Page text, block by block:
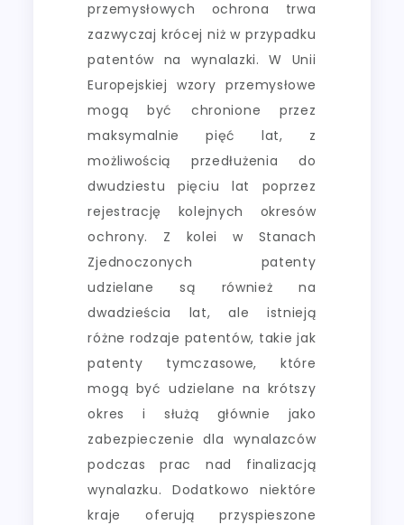
przemysłowych ochrona trwa
zazwyczaj krócej niż w przypadku
patentów na wynalazki. W Unii
Europejskiej wzory przemysłowe
mogą być chronione przez
maksymalnie pięć lat, z
możliwością przedłużenia do
dwudziestu pięciu lat poprzez
rejestrację kolejnych okresów
ochrony. Z kolei w Stanach
Zjednoczonych patenty
udzielane są również na
dwadzieścia lat, ale istnieją
różne rodzaje patentów, takie jak
patenty tymczasowe, które
mogą być udzielane na krótszy
okres i służą głównie jako
zabezpieczenie dla wynalazców
podczas prac nad finalizacją
wynalazku. Dodatkowo niektóre
kraje oferują przyspieszone